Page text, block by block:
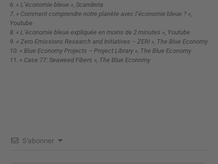
6. « L’économie bleue », Scanderia
7. « Comment comprendre notre planète avec l’économie bleue ? »,
Youtube
8. « L’économie bleue expliquée en moins de 2 minutes », Youtube
9. « Zero Emissions Research and Initiatives – ZERI », The Blue Economy
10. « Blue Economy Projects – Project Library », The Blue Economy
11. « Case 77: Seaweed Fibers », The Blue Economy
S’abonner